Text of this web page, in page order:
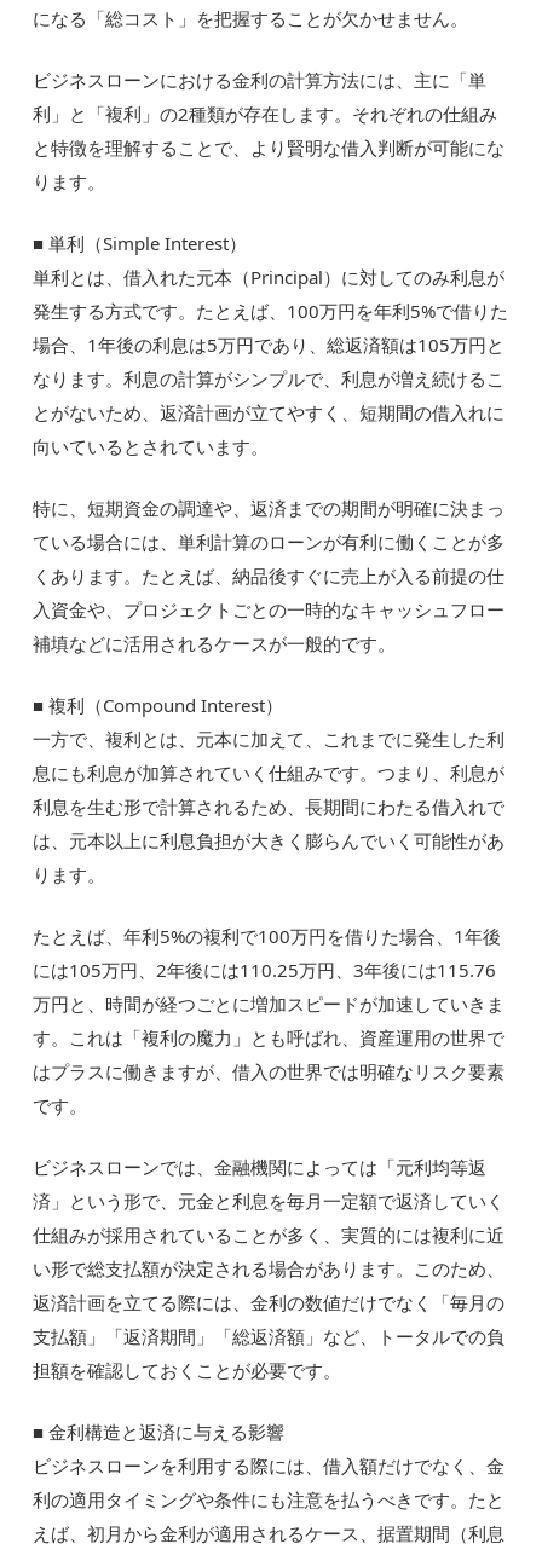
になる「総コスト」を把握することが欠かせません。
ビジネスローンにおける金利の計算方法には、主に「単
利」と「複利」の2種類が存在します。それぞれの仕組み
と特徴を理解することで、より賢明な借入判断が可能にな
ります。
■ 単利（Simple Interest）
単利とは、借入れた元本（Principal）に対してのみ利息が
発生する方式です。たとえば、100万円を年利5%で借りた
場合、1年後の利息は5万円であり、総返済額は105万円と
なります。利息の計算がシンプルで、利息が増え続けるこ
とがないため、返済計画が立てやすく、短期間の借入れに
向いているとされています。
特に、短期資金の調達や、返済までの期間が明確に決まっ
ている場合には、単利計算のローンが有利に働くことが多
くあります。たとえば、納品後すぐに売上が入る前提の仕
入資金や、プロジェクトごとの一時的なキャッシュフロー
補填などに活用されるケースが一般的です。
■ 複利（Compound Interest）
一方で、複利とは、元本に加えて、これまでに発生した利
息にも利息が加算されていく仕組みです。つまり、利息が
利息を生む形で計算されるため、長期間にわたる借入れで
は、元本以上に利息負担が大きく膨らんでいく可能性があ
ります。
たとえば、年利5%の複利で100万円を借りた場合、1年後
には105万円、2年後には110.25万円、3年後には115.76
万円と、時間が経つごとに増加スピードが加速していきま
す。これは「複利の魔力」とも呼ばれ、資産運用の世界で
はプラスに働きますが、借入の世界では明確なリスク要素
です。
ビジネスローンでは、金融機関によっては「元利均等返
済」という形で、元金と利息を毎月一定額で返済していく
仕組みが採用されていることが多く、実質的には複利に近
い形で総支払額が決定される場合があります。このため、
返済計画を立てる際には、金利の数値だけでなく「毎月の
支払額」「返済期間」「総返済額」など、トータルでの負
担額を確認しておくことが必要です。
■ 金利構造と返済に与える影響
ビジネスローンを利用する際には、借入額だけでなく、金
利の適用タイミングや条件にも注意を払うべきです。たと
えば、初月から金利が適用されるケース、据置期間（利息